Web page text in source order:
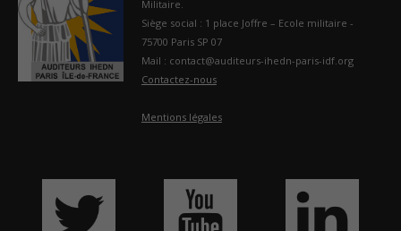
Militaire.
Siège social : 1 place Joffre – Ecole militaire -
75700 Paris SP 07
Mail : contact@auditeurs-ihedn-paris-idf.org
Contactez-nous
Mentions légales